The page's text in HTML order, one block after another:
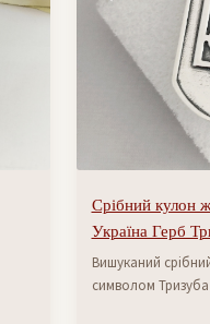
Срібний кулон
Україна Герб
Вишуканий
символом Тризуба